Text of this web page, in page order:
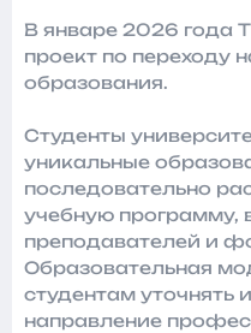
В январе 2026 года
проект по переходу
образования.
Студенты
уникальные
последовательно
учебную программу,
преподавателей и
Образовательная
студентам уточнять
направление